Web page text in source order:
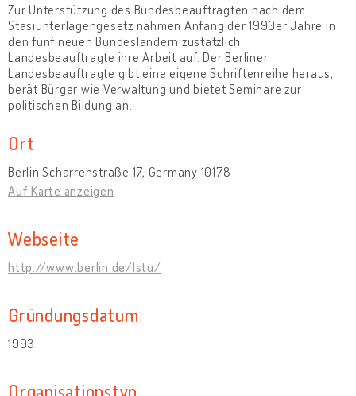
Zur Unterstützung des Bundesbeauftragten nach dem
Stasiunterlagengesetz nahmen Anfang der 1990er Jahre in
den fünf neuen Bundesländern zustätzlich
Landesbeauftragte ihre Arbeit auf. Der Berliner
Landesbeauftragte gibt eine eigene Schriftenreihe heraus,
berät Bürger wie Verwaltung und bietet Seminare zur
politischen Bildung an.
Ort
Berlin Scharrenstraße 17, Germany 10178
Auf Karte anzeigen
Webseite
http://www.berlin.de/lstu/
Gründungsdatum
1993
Organisationstyp